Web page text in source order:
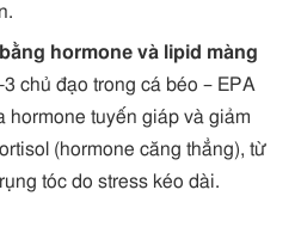
hormone và lipid màng
chủ đạo trong cá béo – EPA
hormone tuyến giáp và giảm
(hormone căng thẳng), từ
tóc do stress kéo dài.